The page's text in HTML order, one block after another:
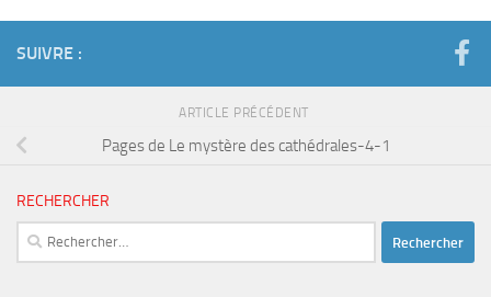
SUIVRE :
ARTICLE PRÉCÉDENT
Pages de Le mystère des cathédrales-4-1
RECHERCHER
Rechercher :